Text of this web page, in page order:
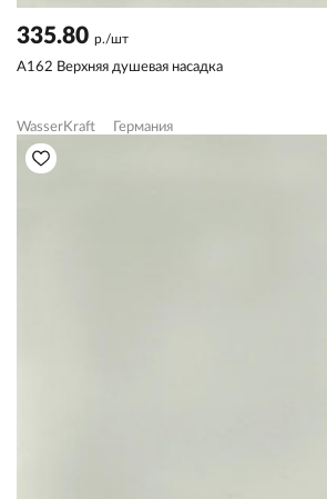
335.80 р./шт
A162 Верхняя душевая насадка
WasserKraft Германия